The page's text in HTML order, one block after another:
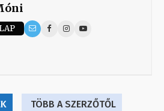
TÖBB A SZERZŐTŐL